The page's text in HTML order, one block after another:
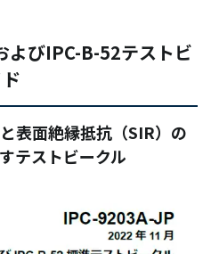
びIPC-B-52テストビ
表面絶縁抵抗（SIR）の
テストビークル